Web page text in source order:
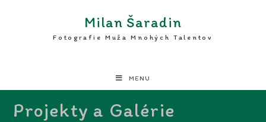
Milan Šaradin
Fotografie Muža Mnohých Talentov
MENU
Projekty a Galérie